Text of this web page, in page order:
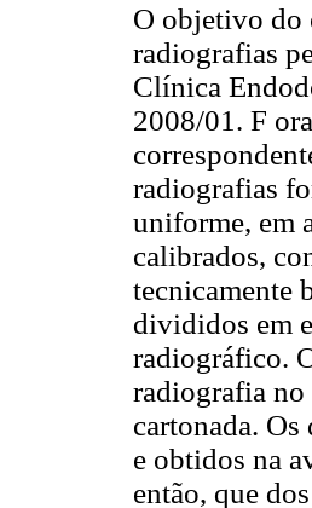
O objetivo do
radiografias
Clínica
2008/01. F
radiografias
uniforme, em
calibrados,
tecnicamente
divididos em
radiográfico.
radiografia no
cartonada.
e obtidos na
então, que